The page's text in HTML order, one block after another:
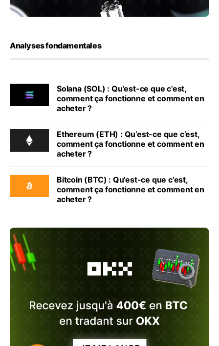
Analyses fondamentales
Solana (SOL) : Qu’est-ce que c’est,
comment ça fonctionne et comment en
acheter ?
Ethereum (ETH) : Qu’est-ce que c’est,
comment ça fonctionne et comment en
acheter ?
Bitcoin (BTC) : Qu’est-ce que c’est,
comment ça fonctionne et comment en
acheter ?